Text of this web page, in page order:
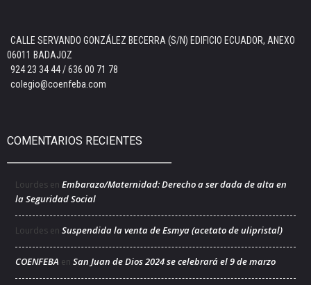
CALLE SERVANDO GONZÁLEZ BECERRA (S/N) EDIFICIO ECUADOR, ANEXO
06011 BADAJOZ
924 23 34 44 / 636 00 71 78
colegio@coenfeba.com
COMENTARIOS RECIENTES
Lourdes en Embarazo/Maternidad: Derecho a ser dada de alta en
la Seguridad Social
Lourdes en Suspendida la venta de Esmya (acetato de ulipristal)
COENFEBA en San Juan de Dios 2024 se celebrará el 9 de marzo